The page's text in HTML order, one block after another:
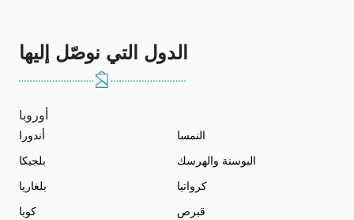
الدول التي نوصّل إليها
أوروبا
أندورا
النمسا
بلجيكا
البوسنة والهرسك
بلغاريا
كرواتيا
كوبا
قبرص